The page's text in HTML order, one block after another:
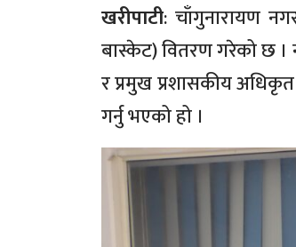
खरीपाटी: चाँगुनारायण
बास्केट) वितरण गरेको छ ।
र प्रमुख प्रशासकीय
गर्नु भएको हो ।